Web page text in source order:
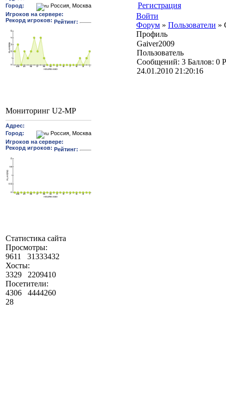
Мониторинг U2-MP
Статистика сайта
Просмотры:
9611
31333432
Хосты:
3329
2209410
Посетители:
4306
4444260
28
Регистрация
Войти
Форум » Пользователи »
Профиль
Gaiver2009
Пользователь
Cообщений: 3 Баллов: 0
24.01.2010 21:20:16